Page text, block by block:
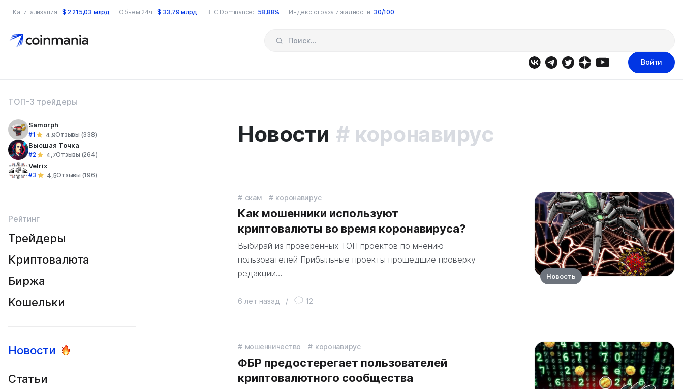
Капитализация: $ 2 215,03 млрд Объем 24ч: $ 33,79 млрд BTC Dominance: 58,88% Индекс страха и жадности 30/100
по сайту
Войти
ТОП-3 трейдеры
Samorph
#1 4,9Отзывы (338)
Высшая Точка
#2 4,7Отзывы (264)
Velrix
#3 4,5Отзывы (196)
Рейтинг
Трейдеры
Криптовалюта
Биржа
Кошельки
Новости
Статьи
Новости коронавирус
скам коронавирус
Как мошенники используют
криптовалюты во время коронавируса?
Выбирай из проверенных ТОП проектов по мнению
пользователей Прибыльные проекты прошедшие проверку
редакции…
6 лет назад / 12
Новость
мошенничество коронавирус
ФБР предостерегает пользователей
криптовалютного сообщества